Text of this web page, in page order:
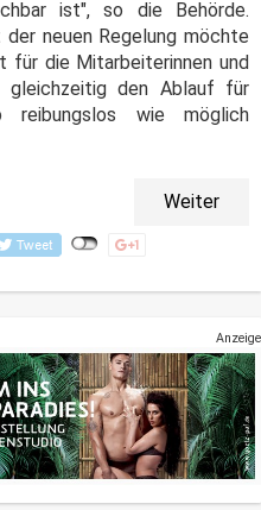
ist", so die Behörde.
neuen Regelung möchte
für die Mitarbeiterinnen und
gleichzeitig den Ablauf für
reibungslos wie möglich
Weiter
Anzeige